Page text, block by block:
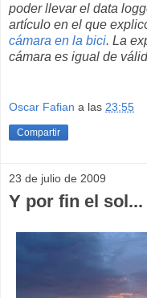
poder llevar el data
artículo en el que
cámara en la bici. La
cámara es igual de
Oscar Fafian a las 23:55
Compartir
23 de julio de 2009
Y por fin el sol...